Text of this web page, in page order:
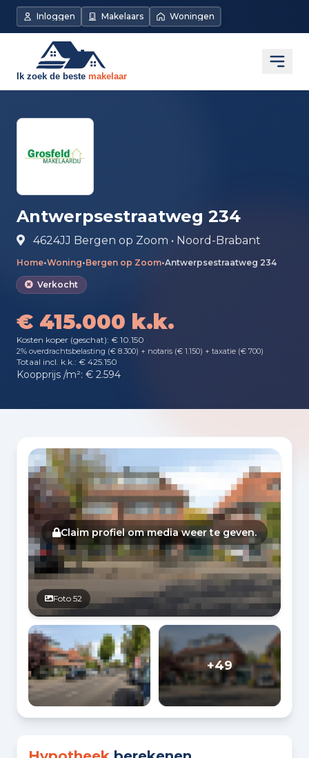
Direct naar de inhoud
Inloggen Makelaars Woningen
Antwerpsestraatweg 234
4624JJ Bergen op Zoom • Noord-Brabant
Home•Woning•Bergen op Zoom•Antwerpsestraatweg 234
Verkocht
€ 415.000 k.k.
Kosten koper (geschat): € 10.150
2% overdrachtsbelasting (€ 8.300) + notaris (€ 1.150) + taxatie (€ 700)
Totaal incl. k.k.: € 425.150
Koopprijs /m²: € 2.594
Fotogalerij
Foto 52
Claim profiel om media weer te geven.
+49